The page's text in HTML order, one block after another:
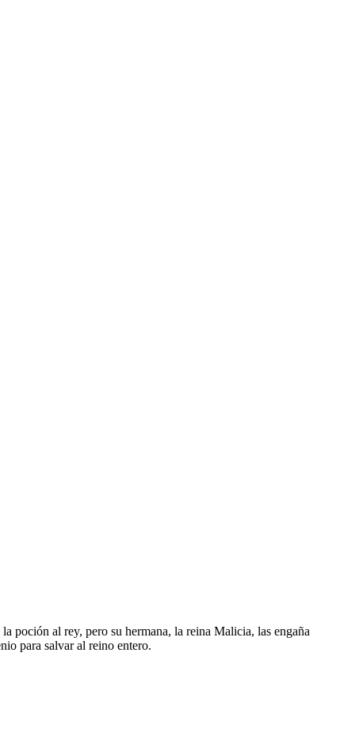
poción al rey, pero su hermana, la reina Malicia, las engaña
para salvar al reino entero.